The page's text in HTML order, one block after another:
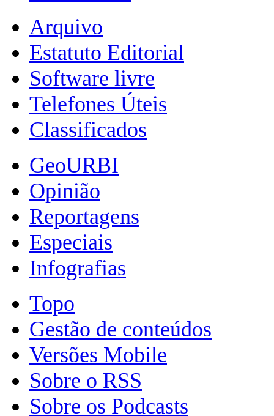
Arquivo
Estatuto Editorial
Software livre
Telefones Úteis
Classificados
GeoURBI
Opinião
Reportagens
Especiais
Infografias
Topo
Gestão de conteúdos
Versões Mobile
Sobre o RSS
Sobre os Podcasts